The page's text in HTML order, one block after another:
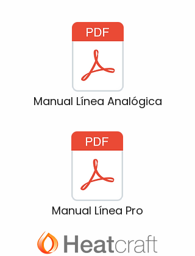
Manual Línea Analógica
Manual Línea Pro